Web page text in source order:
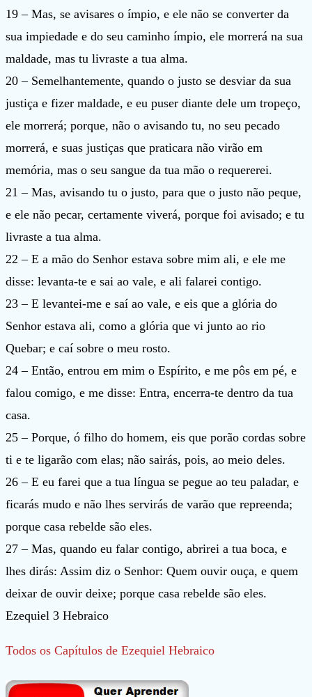
19 – Mas, se avisares o ímpio, e ele não se converter da
sua impiedade e do seu caminho ímpio, ele morrerá na sua
maldade, mas tu livraste a tua alma.
20 – Semelhantemente, quando o justo se desviar da sua
justiça e fizer maldade, e eu puser diante dele um tropeço,
ele morrerá; porque, não o avisando tu, no seu pecado
morrerá, e suas justiças que praticara não virão em
memória, mas o seu sangue da tua mão o requererei.
21 – Mas, avisando tu o justo, para que o justo não peque,
e ele não pecar, certamente viverá, porque foi avisado; e tu
livraste a tua alma.
22 – E a mão do Senhor estava sobre mim ali, e ele me
disse: levanta-te e sai ao vale, e ali falarei contigo.
23 – E levantei-me e saí ao vale, e eis que a glória do
Senhor estava ali, como a glória que vi junto ao rio
Quebar; e caí sobre o meu rosto.
24 – Então, entrou em mim o Espírito, e me pôs em pé, e
falou comigo, e me disse: Entra, encerra-te dentro da tua
casa.
25 – Porque, ó filho do homem, eis que porão cordas sobre
ti e te ligarão com elas; não sairás, pois, ao meio deles.
26 – E eu farei que a tua língua se pegue ao teu paladar, e
ficarás mudo e não lhes servirás de varão que repreenda;
porque casa rebelde são eles.
27 – Mas, quando eu falar contigo, abrirei a tua boca, e
lhes dirás: Assim diz o Senhor: Quem ouvir ouça, e quem
deixar de ouvir deixe; porque casa rebelde são eles.
Ezequiel 3 Hebraico
Todos os Capítulos de Ezequiel Hebraico